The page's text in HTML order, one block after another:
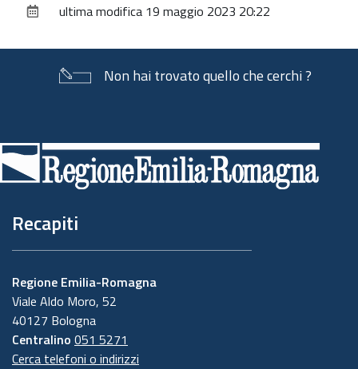
documentoultima modifica 19 maggio 2023 20:22
Non hai trovato quello che cerchi ?
di
pagina
Recapiti
Regione Emilia-Romagna
Viale Aldo Moro, 52
40127 Bologna
Centralino 051 5271
Cerca telefoni o indirizzi